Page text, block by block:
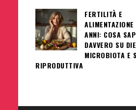
FERTILITÀ E
ANNI: COSA
DAVVERO SU
MICROBIOTA E
RIPRODUTTIVA